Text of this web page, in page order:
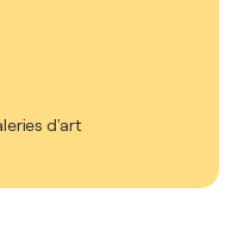
d'art